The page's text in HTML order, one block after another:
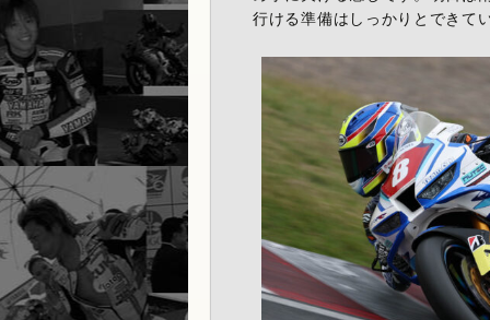
行ける準備はしっかりとできて